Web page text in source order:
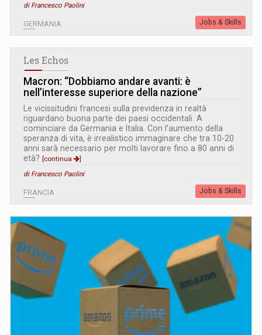
di Francesco Paolini
GERMANIA Jobs & Skills
Les Echos
Macron: “Dobbiamo andare avanti: è
nell’interesse superiore della nazione”
Le vicissitudini francesi sulla previdenza in realtà
riguardano buona parte dei paesi occidentali. A
cominciare da Germania e Italia. Con l’aumento della
speranza di vita, è irrealistico immaginare che tra 10-20
anni sarà necessario per molti lavorare fino a 80 anni di
età? [continua
]
di Francesco Paolini
FRANCIA Jobs & Skills